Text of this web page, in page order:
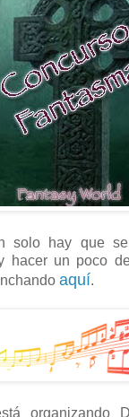
solo hay que
hacer un poco
aquí.
organizando